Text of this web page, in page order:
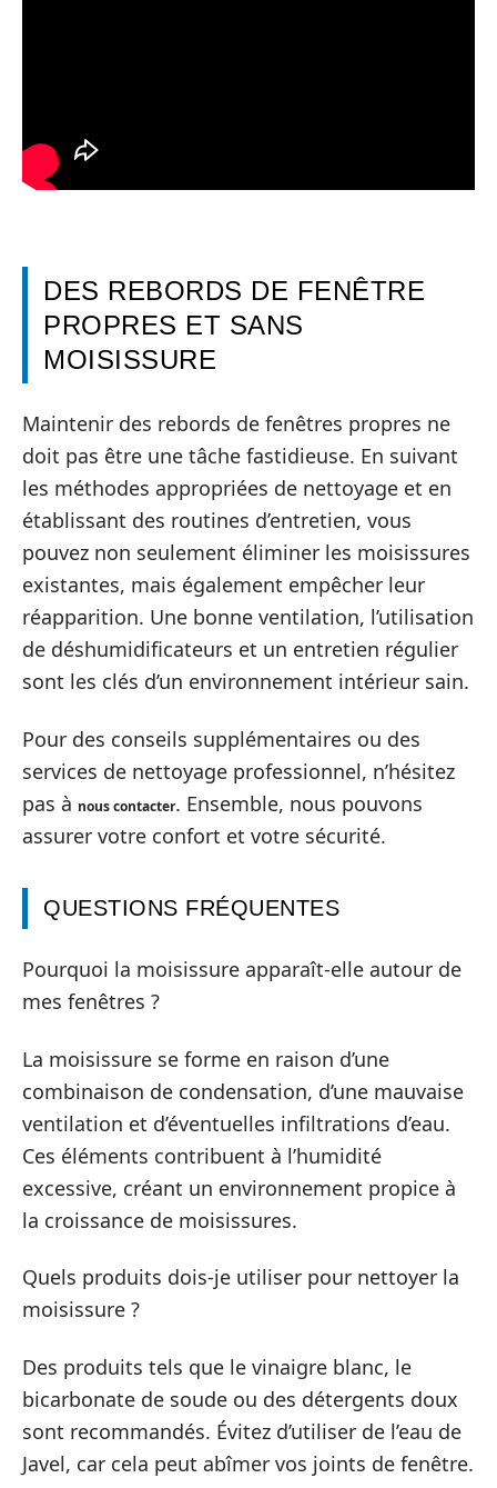
DES REBORDS DE FENÊTRE
PROPRES ET SANS
MOISISSURE
Maintenir des rebords de fenêtres propres ne
doit pas être une tâche fastidieuse. En suivant
les méthodes appropriées de nettoyage et en
établissant des routines d’entretien, vous
pouvez non seulement éliminer les moisissures
existantes, mais également empêcher leur
réapparition. Une bonne ventilation, l’utilisation
de déshumidificateurs et un entretien régulier
sont les clés d’un environnement intérieur sain.
Pour des conseils supplémentaires ou des
services de nettoyage professionnel, n’hésitez
pas à nous contacter. Ensemble, nous pouvons
assurer votre confort et votre sécurité.
QUESTIONS FRÉQUENTES
Pourquoi la moisissure apparaît-elle autour de
mes fenêtres ?
La moisissure se forme en raison d’une
combinaison de condensation, d’une mauvaise
ventilation et d’éventuelles infiltrations d’eau.
Ces éléments contribuent à l’humidité
excessive, créant un environnement propice à
la croissance de moisissures.
Quels produits dois-je utiliser pour nettoyer la
moisissure ?
Des produits tels que le vinaigre blanc, le
bicarbonate de soude ou des détergents doux
sont recommandés. Évitez d’utiliser de l’eau de
Javel, car cela peut abîmer vos joints de fenêtre.